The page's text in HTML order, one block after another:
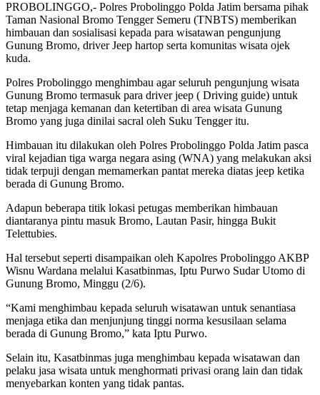
PROBOLINGGO,- Polres Probolinggo Polda Jatim bersama pihak
Taman Nasional Bromo Tengger Semeru (TNBTS) memberikan
himbauan dan sosialisasi kepada para wisatawan pengunjung
Gunung Bromo, driver Jeep hartop serta komunitas wisata ojek
kuda.
Polres Probolinggo menghimbau agar seluruh pengunjung wisata
Gunung Bromo termasuk para driver jeep ( Driving guide) untuk
tetap menjaga kemanan dan ketertiban di area wisata Gunung
Bromo yang juga dinilai sacral oleh Suku Tengger itu.
Himbauan itu dilakukan oleh Polres Probolinggo Polda Jatim pasca
viral kejadian tiga warga negara asing (WNA) yang melakukan aksi
tidak terpuji dengan memamerkan pantat mereka diatas jeep ketika
berada di Gunung Bromo.
Adapun beberapa titik lokasi petugas memberikan himbauan
diantaranya pintu masuk Bromo, Lautan Pasir, hingga Bukit
Telettubies.
Hal tersebut seperti disampaikan oleh Kapolres Probolinggo AKBP
Wisnu Wardana melalui Kasatbinmas, Iptu Purwo Sudar Utomo di
Gunung Bromo, Minggu (2/6).
“Kami menghimbau kepada seluruh wisatawan untuk senantiasa
menjaga etika dan menjunjung tinggi norma kesusilaan selama
berada di Gunung Bromo,” kata Iptu Purwo.
Selain itu, Kasatbinmas juga menghimbau kepada wisatawan dan
pelaku jasa wisata untuk menghormati privasi orang lain dan tidak
menyebarkan konten yang tidak pantas.